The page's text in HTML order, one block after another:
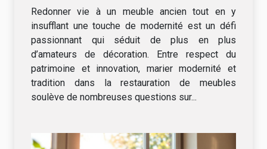
meubles ?
Redonner vie à un meuble ancien tout en y
insufflant une touche de modernité est un défi
passionnant qui séduit de plus en plus
d’amateurs de décoration. Entre respect du
patrimoine et innovation, marier modernité et
tradition dans la restauration de meubles
soulève de nombreuses questions sur...